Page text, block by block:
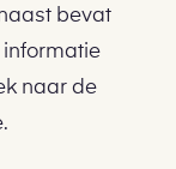
bevat
informatie
naar de